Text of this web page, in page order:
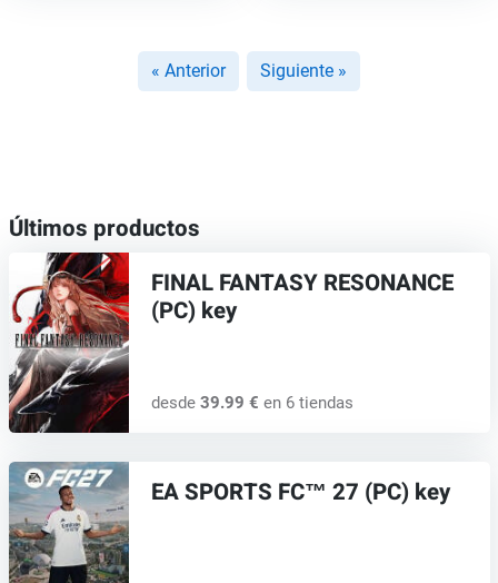
« Anterior Siguiente »
Últimos productos
FINAL FANTASY RESONANCE
(PC) key
desde 39.99 € en 6 tiendas
EA SPORTS FC™ 27 (PC) key